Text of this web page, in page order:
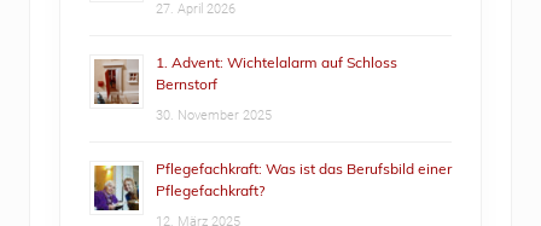
27. April 2026
1. Advent: Wichtelalarm auf Schloss
Bernstorf
30. November 2025
Pflegefachkraft: Was ist das Berufsbild einer
Pflegefachkraft?
12. März 2025